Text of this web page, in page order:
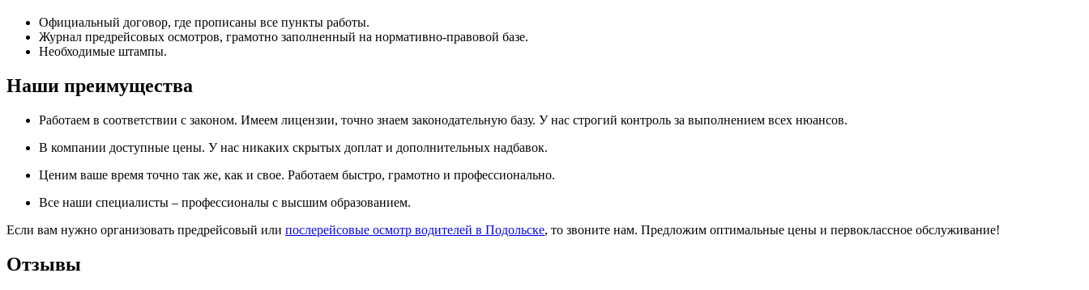
Официальный договор, где прописаны все пункты работы.
Журнал предрейсовых осмотров, грамотно заполненный на нормативно-правовой базе.
Необходимые штампы.
Наши преимущества
Работаем в соответствии с законом. Имеем лицензии, точно знаем законодательную базу. У нас строгий контроль за выполнением всех нюансов.
В компании доступные цены. У нас никаких скрытых доплат и дополнительных надбавок.
Ценим ваше время точно так же, как и свое. Работаем быстро, грамотно и профессионально.
Все наши специалисты – профессионалы с высшим образованием.
Если вам нужно организовать предрейсовый или послерейсовые осмотр водителей в Подольске, то звоните нам. Предложим оптимальные цены и первоклассное обслуживание!
Отзывы